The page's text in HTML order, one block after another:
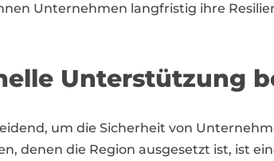
Unternehmen langfristig ihre
Unterstützung
um die Sicherheit von
denen die Region ausgesetzt ist, ist